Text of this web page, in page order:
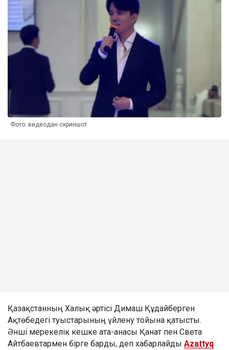
Фото: видеодан скриншот
Қазақстанның Халық әртісі Димаш Құдайберген
Ақтөбедегі туыстарының үйлену тойына қатысты.
Әнші мерекелік кешке ата-анасы Қанат пен Света
Айтбаевтармен бірге барды, деп хабарлайды Azattyq